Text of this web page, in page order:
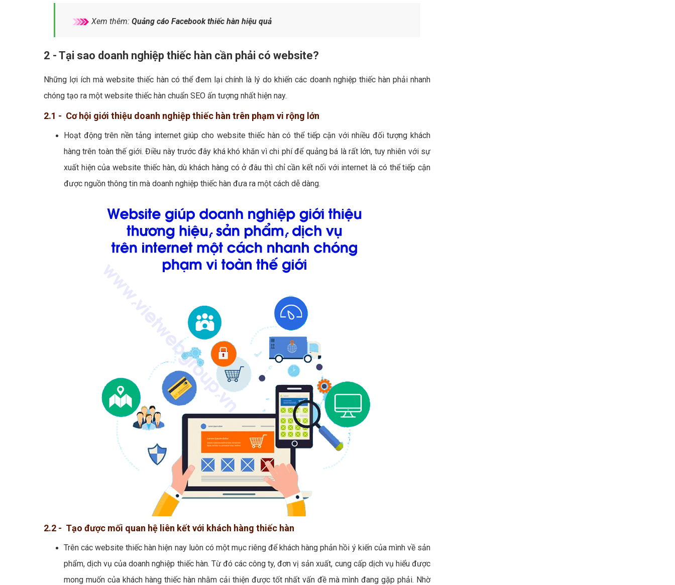
Xem thêm: Quảng cáo Facebook thiếc hàn hiệu quả
2 - Tại sao doanh nghiệp thiếc hàn cần phải có website?
Những lợi ích mà website thiếc hàn có thể đem lại chính là lý do khiến các doanh nghiệp thiếc hàn phải nhanh
chóng tạo ra một website thiếc hàn chuẩn SEO ấn tượng nhất hiện nay.
2.1 - Cơ hội giới thiệu doanh nghiệp thiếc hàn trên phạm vi rộng lớn
Hoạt động trên nền tảng internet giúp cho website thiếc hàn có thể tiếp cận với nhiều đối tượng khách
hàng trên toàn thế giới. Điều này trước đây khá khó khăn vì chi phí để quảng bá là rất lớn, tuy nhiên với sự
xuất hiện của website thiếc hàn, dù khách hàng có ở đâu thì chỉ cần kết nối với internet là có thể tiếp cận
được nguồn thông tin mà doanh nghiệp thiếc hàn đưa ra một cách dễ dàng.
2.2 - Tạo được mối quan hệ liên kết với khách hàng thiếc hàn
Trên các website thiếc hàn hiện nay luôn có một mục riêng để khách hàng phản hồi ý kiến của mình về sản
phẩm, dịch vụ của doanh nghiệp thiếc hàn. Từ đó các công ty, đơn vị sản xuất, cung cấp dịch vụ hiểu được
mong muốn của khách hàng thiếc hàn nhằm cải thiện được tốt nhất vấn đề mà mình đang gặp phải. Nhờ